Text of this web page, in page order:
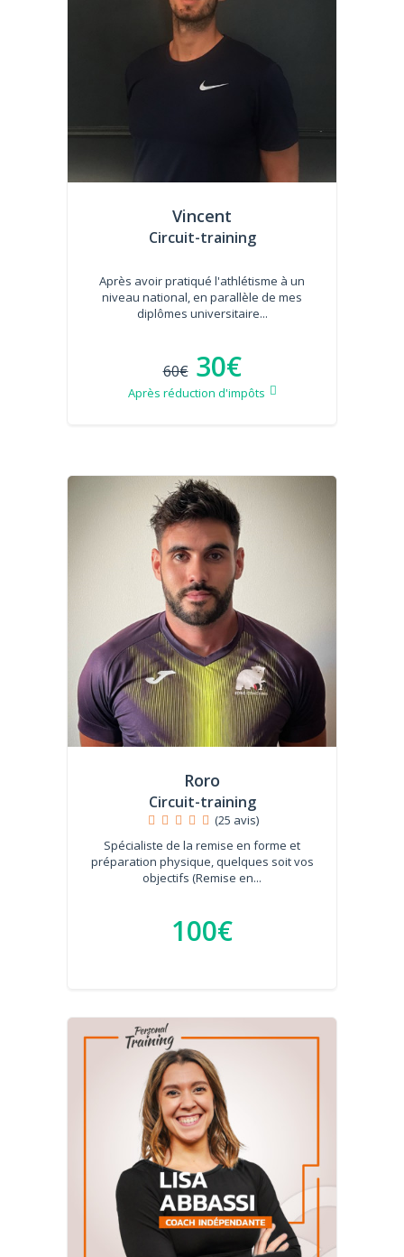
Vincent
Circuit-training
Après avoir pratiqué l'athlétisme à un
niveau national, en parallèle de mes
diplômes universitaire...
60€ 30€
Après réduction d'impôts
Roro
Circuit-training
(25 avis)
Spécialiste de la remise en forme et
préparation physique, quelques soit vos
objectifs (Remise en...
100€